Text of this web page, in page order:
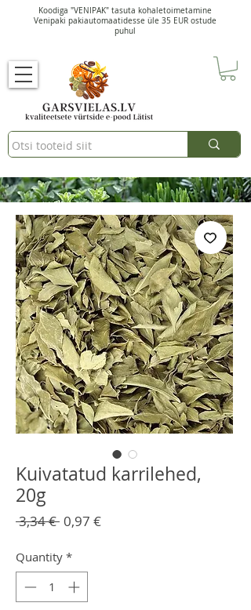
Koodiga "VENIPAK" tasuta kohaletoimetamine
Venipaki pakiautomaatidesse üle 35 EUR ostude
puhul
Kuivatatud karrilehed,
20g
3,34 € Regular
0,97 €Sale
Quantity *